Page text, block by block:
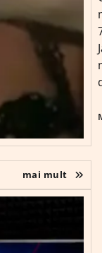
mai mult